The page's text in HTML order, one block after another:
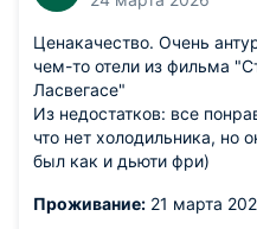
Ценакачество. Очень
чем-то отели из фильма
Ласвегасе"
Из недостатков: все
что нет холодильника, но
был как и дьюти фри)
Проживание: 21 марта